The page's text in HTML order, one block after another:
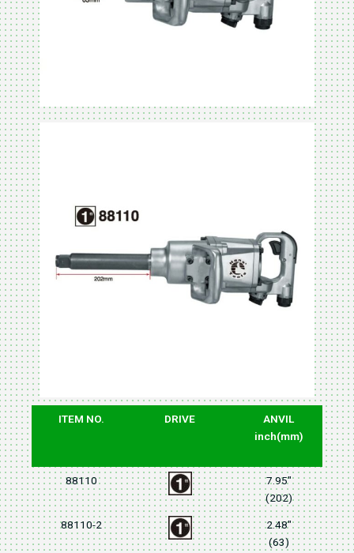
ITEM NO. DRIVE
ANVIL
inch(mm)
88110
7.95"
(202)
88110-2
2.48"
(63)